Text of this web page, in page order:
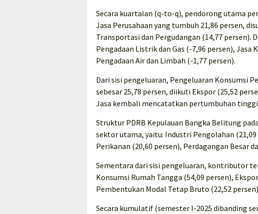
Secara kuartalan (q-to-q), pendorong utama
Jasa Perusahaan yang tumbuh 21,86 persen,
Transportasi dan Pergudangan (14,77 persen).
Pengadaan Listrik dan Gas (-7,96 persen), Jasa
Pengadaan Air dan Limbah (-1,77 persen).
Dari sisi pengeluaran, Pengeluaran Konsumsi
sebesar 25,78 persen, diikuti Ekspor (25,52
Jasa kembali mencatatkan pertumbuhan tinggi
Struktur PDRB Kepulauan Bangka Belitung
sektor utama, yaitu: Industri Pengolahan
Perikanan (20,60 persen), Perdagangan Besar
Sementara dari sisi pengeluaran, kontributor
Konsumsi Rumah Tangga (54,09 persen),
Pembentukan Modal Tetap Bruto (22,52
Secara kumulatif (semester I-2025 dibanding